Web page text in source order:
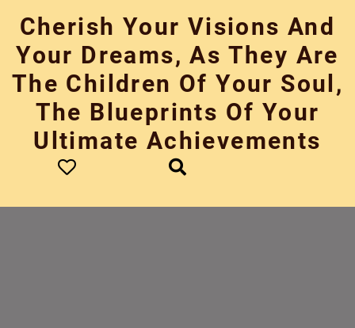
content
Cherish Your Visions And
Your Dreams, As They Are
The Children Of Your Soul,
The Blueprints Of Your
Ultimate Achievements